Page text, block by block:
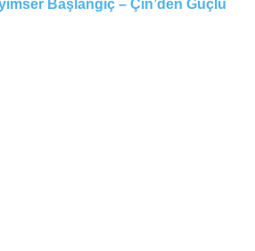
Başlangıç – Çin’den Güçlü